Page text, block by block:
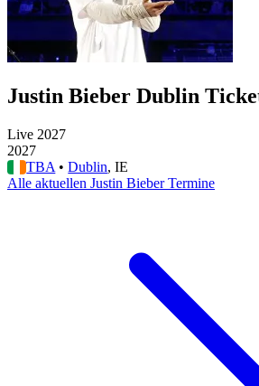
Justin Bieber Dublin
Live 2027
2027
TBA • Dublin, IE
Alle aktuellen Justin Bieber Termine